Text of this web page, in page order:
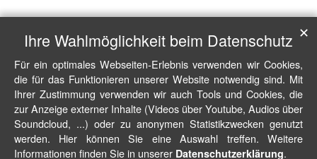
Ihre Wahlmöglichkeit beim Datenschutz
Für ein optimales Webseiten-Erlebnis verwenden wir Cookies,
die für das Funktionieren unserer Website notwendig sind. Mit
Ihrer Zustimmung verwenden wir auch Tools und Cookies, die
zur Anzeige externer Inhalte (Videos über Youtube, Audios über
Soundcloud, ...) oder zu anonymen Statistikzwecken genutzt
werden. Hier können Sie eine Auswahl treffen. Weitere
Informationen finden Sie in unserer Datenschutzerklärung.
✕